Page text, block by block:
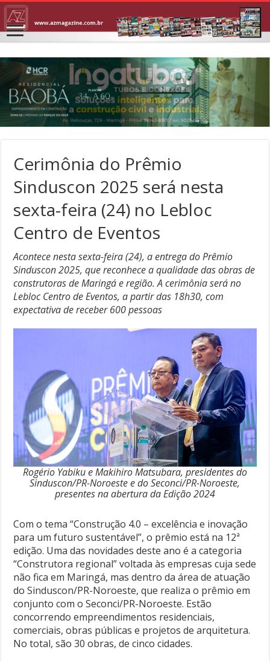
Cerimônia do Prêmio
Sinduscon 2025 será nesta
sexta-feira (24) no Lebloc
Centro de Eventos
Acontece nesta sexta-feira (24), a entrega do Prêmio
Sinduscon 2025, que reconhece a qualidade das obras de
construtoras de Maringá e região. A cerimônia será no
Lebloc Centro de Eventos, a partir das 18h30, com
expectativa de receber 600 pessoas
Rogério Yabiku e Makihiro Matsubara, presidentes do
Sinduscon/PR-Noroeste e do Seconci/PR-Noroeste,
presentes na abertura da Edição 2024
Com o tema “Construção 4.0 – excelência e inovação
para um futuro sustentável”, o prêmio está na 12ª
edição. Uma das novidades deste ano é a categoria
“Construtora regional” voltada às empresas cuja sede
não fica em Maringá, mas dentro da área de atuação
do Sinduscon/PR-Noroeste, que realiza o prêmio em
conjunto com o Seconci/PR-Noroeste. Estão
concorrendo empreendimentos residenciais,
comerciais, obras públicas e projetos de arquitetura.
No total, são 30 obras, de cinco cidades.